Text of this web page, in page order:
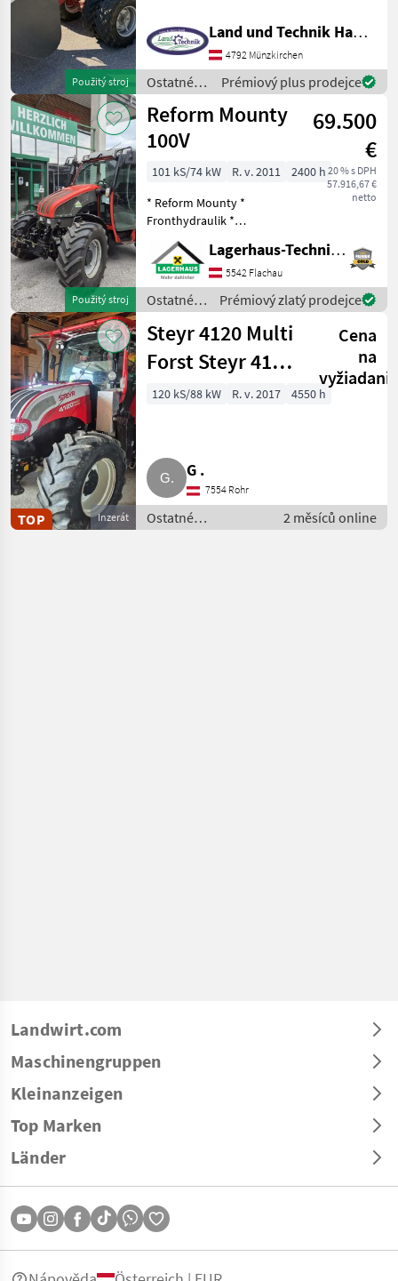
Použitý stroj
1.870daN • Bereifung 10/75-
15.3 • Zwillingsräder 10/75-
15.3 AS • 2 DW Steuergeräte
vorn
Land und Technik HandelsgesmbH
4792 Münzkirchen
Ostatné
poľnohospodárske
silové
stroje /
Fuchs
Prémiový plus prodejce
Použitý stroj
Reform Mounty
100V
69.500
€
20 % s DPH
57.916,67 €
netto
101 kS/74 kW R. v. 2011
2400 h
* Reform Mounty *
Fronthydraulik *
Frontzapfwelle *
Geräteentlastung *
Vierradlenkung * Bereifung
405/70R20 * inkl. 4
Zwillingsreifen * inkl. 4
Schneeketten
Lagerhaus-Technik Flachau
5542 Flachau
Ostatné
poľnohospodárske
silové
stroje /
Reform
Prémiový zlatý prodejce
Inzerát
TOP
Steyr 4120 Multi
Forst Steyr 4120
Multi
Cena
na
120 kS/88 kW R. v. 2017 4550 h
G .
7554 Rohr
Ostatné
poľnohospodárske
2 měsíců online
Landwirt.com
Maschinengruppen
Kleinanzeigen
Top Marken
Länder